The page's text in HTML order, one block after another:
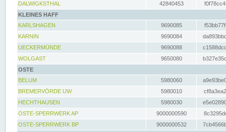
DALWIGKSTHAL
42840453
KLEINES HAFF
KARLSHAGEN
9690085
KARNIN
9690084
UECKERMÜNDE
9690088
WOLGAST
9650080
OSTE
BELUM
5980060
BREMERVÖRDE UW
5980010
HECHTHAUSEN
5980030
OSTE-SPERRWERK AP
9000000590
OSTE-SPERRWERK BP
9000000532